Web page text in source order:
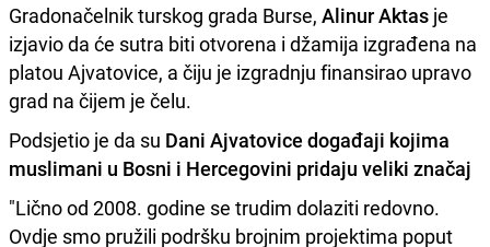
Gradonačelnik turskog grada Burse, Alinur Aktas je
izjavio da će sutra biti otvorena i džamija izgrađena na
platou Ajvatovice, a čiju je izgradnju finansirao upravo
grad na čijem je čelu.
Podsjetio je da su Dani Ajvatovice događaji kojima
muslimani u Bosni i Hercegovini pridaju veliki značaj
"Lično od 2008. godine se trudim dolaziti redovno.
Ovdje smo pružili podršku brojnim projektima poput